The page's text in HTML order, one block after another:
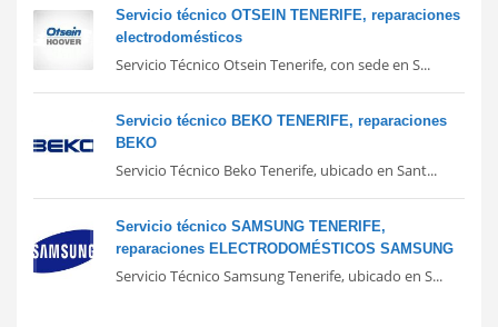
Servicio técnico OTSEIN TENERIFE, reparaciones
electrodomésticos
Servicio Técnico Otsein Tenerife, con sede en S...
Servicio técnico BEKO TENERIFE, reparaciones
BEKO
Servicio Técnico Beko Tenerife, ubicado en Sant...
Servicio técnico SAMSUNG TENERIFE,
reparaciones ELECTRODOMÉSTICOS SAMSUNG
Servicio Técnico Samsung Tenerife, ubicado en S...